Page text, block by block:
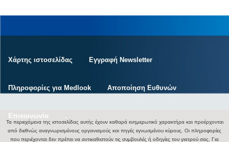
Χάρτης ιστοσελίδας Εγγραφή Newsletter
Πληροφορίες για Medlook Αποποίηση Ευθυνών
Επικοινωνία .
Τα περιεχόμενα της ιστοσελίδας αυτής έχουν καθαρά ενημερωτικό χαρακτήρα και προέρχονται
από διεθνώς αναγνωρισμένους οργανισμούς και πηγές εγνωσμένου κύρους. Οι πληροφορίες
που περιέχονται δεν πρέπει να αντικαθιστούν τις συμβουλές ή οδηγίες του γιατρού σας. Για